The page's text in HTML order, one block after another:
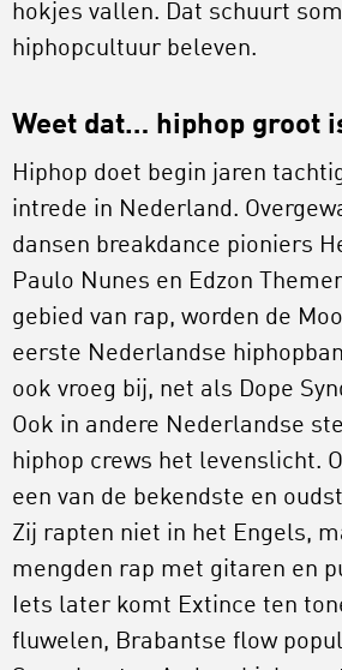
hokjes vallen. Dat schuurt
hiphopcultuur beleven.
Weet dat… hiphop groot
Hiphop doet begin jaren
intrede in Nederland.
dansen breakdance pioniers
Paulo Nunes en Edzon
gebied van rap, worden de
eerste Nederlandse
ook vroeg bij, net als Dope
Ook in andere Nederlandse
hiphop crews het levenslicht.
een van de bekendste en
Zij rapten niet in het Engels,
mengden rap met gitaren en
Iets later komt Extince ten
fluwelen, Brabantse flow